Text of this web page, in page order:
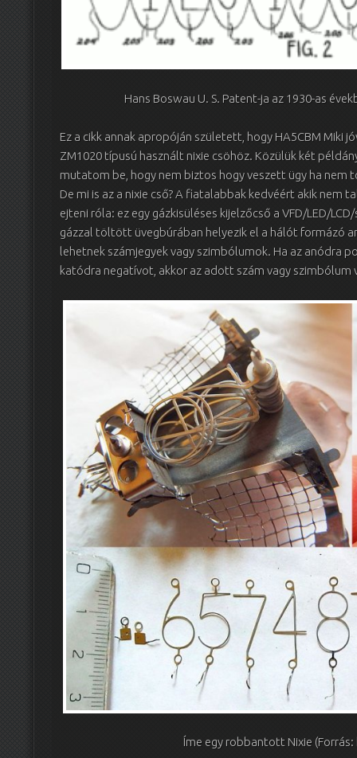
Hans Boswau U. S. Patent-ja az 1930-as
Ez a cikk annak apropóján született, hogy HA5CBM
ZM1020 típusú használt nixie csöhöz. Közülük két
mutatom be, hogy nem biztos hogy veszett ügy ha nem
De mi is az a nixie cső? A fiatalabbak kedvéért akik nem
ejteni róla: ez egy gázkisüléses kijelzőcső a VFD/LED/
gázzal töltött üvegbúrában helyezik el a hálót formázó
lehetnek számjegyek vagy szimbólumok. Ha az anódra
katódra negatívot, akkor az adott szám vagy szimbólum
Íme egy robbantott Nixie